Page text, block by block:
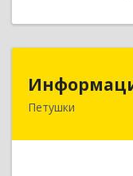
Петушки